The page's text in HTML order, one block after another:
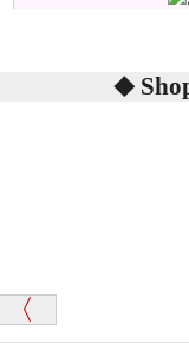
詳しくはこちら
体をねかせたり
東京都
「対応はどちら
「商品説明が細